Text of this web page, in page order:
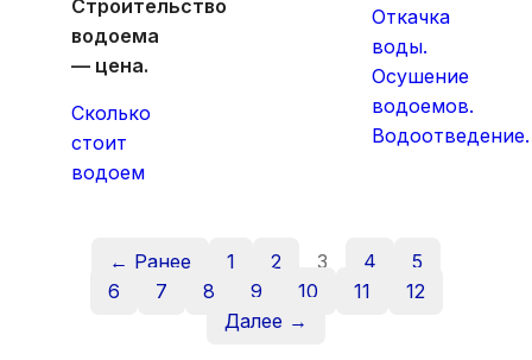
Сколько
стоит
водоем
Откачка
воды.
Осушение
водоемов.
Водоотведение.
← Ранее 1 2 3 4
5
6
7 8 9 10 11
12
Далее →